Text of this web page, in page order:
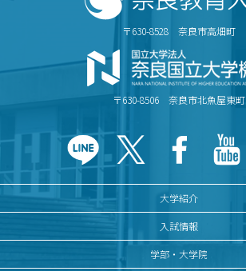
〒630-8528 奈良市高畑町
〒630-8506 奈良市北魚屋東町
大学紹介
入試情報
学部・大学院